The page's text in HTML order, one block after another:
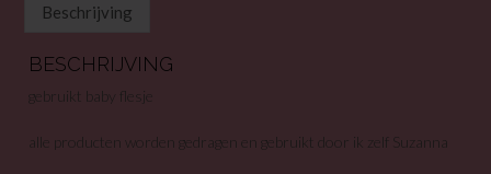
Beschrijving
BESCHRIJVING
gebruikt baby flesje
alle producten worden gedragen en gebruikt door ik zelf Suzanna